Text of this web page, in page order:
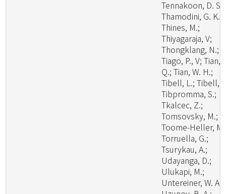
Tennakoon, D. S.;
Thamodini, G. K.;
Thines, M.;
Thiyagaraja, V;
Thongklang, N.;
Tiago, P., V; Tian,
Q.; Tian, W. H.;
Tibell, L.; Tibell,
Tibpromma, S.;
Tkalcec, Z.;
Tomsovsky, M.;
Toome-Heller,
Torruella, G.;
Tsurykau, A.;
Udayanga, D.;
Ulukapi, M.;
Untereiner, W. A.;